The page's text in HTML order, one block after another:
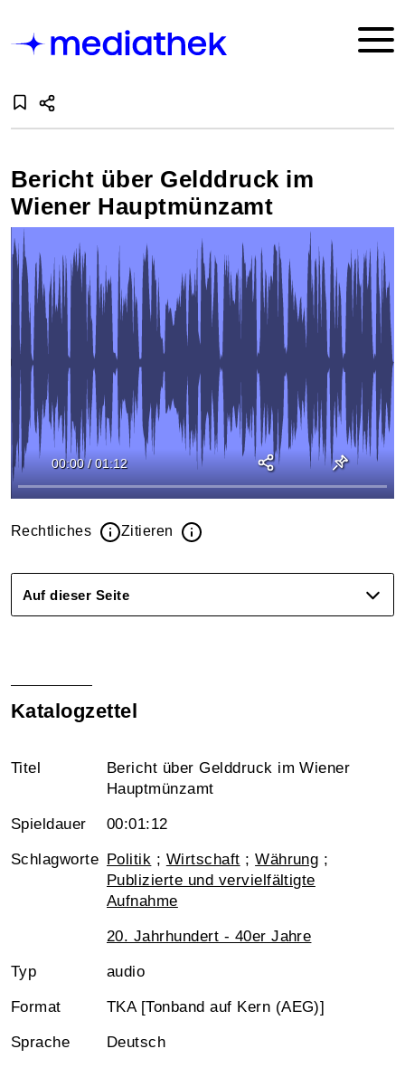
Bericht über Gelddruck im
Wiener Hauptmünzamt
00:00 / 01:12
Rechtliches Zitieren
Auf dieser Seite
Katalogzettel
Titel
Bericht über Gelddruck im Wiener
Hauptmünzamt
Spieldauer 00:01:12
Schlagworte Politik ; Wirtschaft ;Währung ;
Publizierte und vervielfältigte
Aufnahme
20. Jahrhundert - 40er Jahre
Typ audio
Format TKA [Tonband auf Kern (AEG)]
Sprache Deutsch